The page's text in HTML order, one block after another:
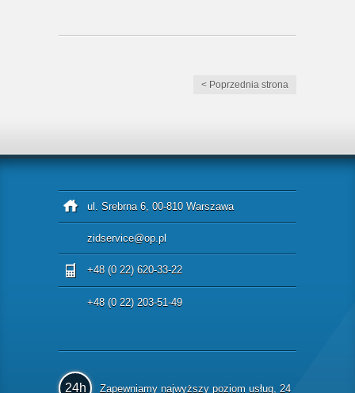
< Poprzednia strona
ul. Srebrna 6, 00-810 Warszawa
zidservice@op.pl
+48 (0 22) 620-33-22
+48 (0 22) 203-51-49
24h
Zapewniamy najwyższy poziom usług, 24